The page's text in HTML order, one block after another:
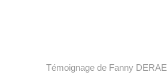
Témoignage de Fanny